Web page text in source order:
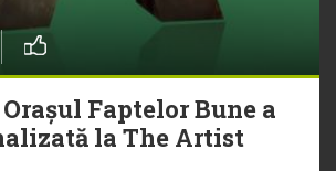
Faptelor Bune a
la The Artist